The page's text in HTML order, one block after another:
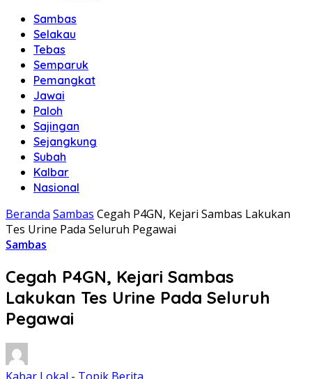
Sambas
Selakau
Tebas
Semparuk
Pemangkat
Jawai
Paloh
Sajingan
Sejangkung
Subah
Kalbar
Nasional
Beranda Sambas Cegah P4GN, Kejari Sambas Lakukan
Tes Urine Pada Seluruh Pegawai
Sambas
Cegah P4GN, Kejari Sambas
Lakukan Tes Urine Pada Seluruh
Pegawai